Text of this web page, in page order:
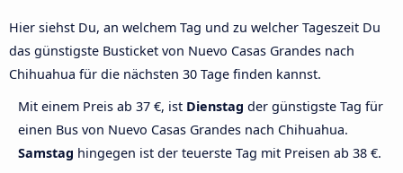
Hier siehst Du, an welchem Tag und zu welcher Tageszeit Du
das günstigste Busticket von Nuevo Casas Grandes nach
Chihuahua für die nächsten 30 Tage finden kannst.
Mit einem Preis ab 37 €, ist Dienstag der günstigste Tag für
einen Bus von Nuevo Casas Grandes nach Chihuahua.
Samstag hingegen ist der teuerste Tag mit Preisen ab 38 €.